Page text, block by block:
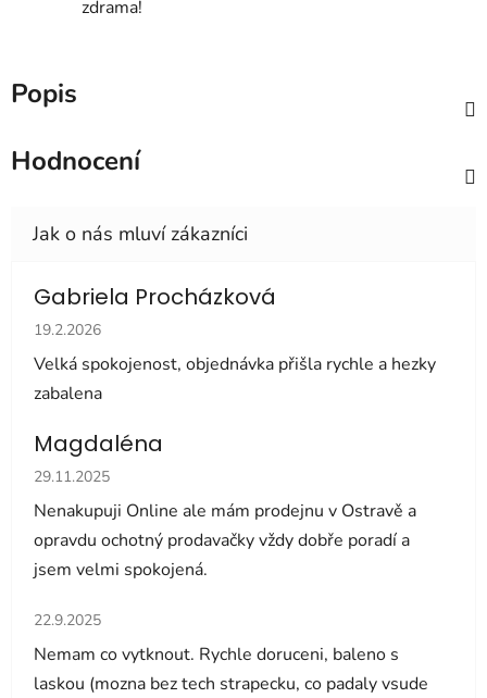
zdrama!
Popis
Hodnocení
Gabriela Procházková
Hodnocení obchodu je 5 z 5 hvězdiček.
19.2.2026
Velká spokojenost, objednávka přišla rychle a hezky
zabalena
Magdaléna
Hodnocení obchodu je 5 z 5 hvězdiček.
29.11.2025
Nenakupuji Online ale mám prodejnu v Ostravě a
opravdu ochotný prodavačky vždy dobře poradí a
jsem velmi spokojená.
Hodnocení obchodu je 5 z 5 hvězdiček.
22.9.2025
Nemam co vytknout. Rychle doruceni, baleno s
laskou (mozna bez tech strapecku, co padaly vsude